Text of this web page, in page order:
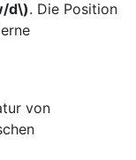
d\). Die Position
von